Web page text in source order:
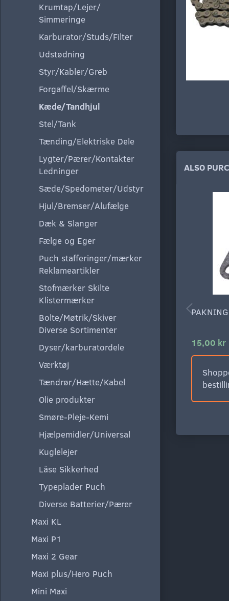
Krumtap/Lejer/
Simmeringe
Karburator/Studs/Filter
Udstødning
Styr/Kabler/Greb
Forgaffel/Skærme
Kæde/Tandhjul
Stel/Tank
Tænding/Elektriske Dele
Lygter/Pærer/Kontakter
Ledninger
Sæde/Spedometer/Udstyr
Hjul/Bremser/Alufælge
Dæk & Slanger
Fælge og Eger
Puch stafferinger/mærker
Reklameartikler
Stofmærker Skilte
Klistermærker
Bolte/Møtrik/Skiver
Diverse Sortimenter
Dyser/karburatordele
Værktøj
Tændrør/Hætte/Kabel
Olie produkter
Smøre-Pleje-Kemi
Hjælpemidler/Universal
Kuglelejer
Låse Sikkerhed
Typeplader Puch
Diverse Batterier/Pærer
Maxi KL
Maxi P1
Maxi 2 Gear
Maxi plus/Hero Puch
Mini Maxi
ALSO
15,00 kr